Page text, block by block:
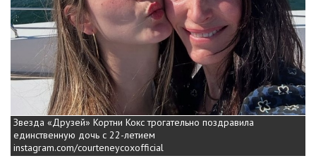
Звезда «Друзей» Кортни Кокс трогательно поздравила
единственную дочь с 22-летием
instagram.com/courteneycoxofficial